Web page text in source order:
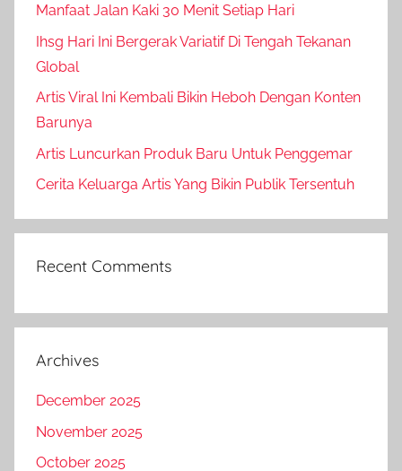
Manfaat Jalan Kaki 30 Menit Setiap Hari
Ihsg Hari Ini Bergerak Variatif Di Tengah Tekanan
Global
Artis Viral Ini Kembali Bikin Heboh Dengan Konten
Barunya
Artis Luncurkan Produk Baru Untuk Penggemar
Cerita Keluarga Artis Yang Bikin Publik Tersentuh
Recent Comments
Archives
December 2025
November 2025
October 2025